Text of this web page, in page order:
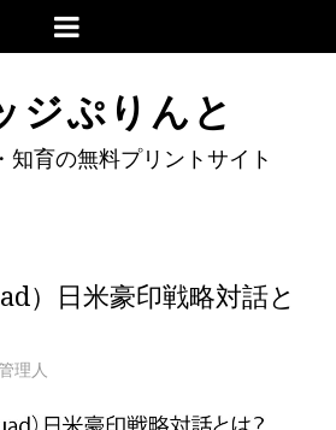
ジぷりんと
知育の無料プリントサイト
）日米豪印戦略対話と
理人